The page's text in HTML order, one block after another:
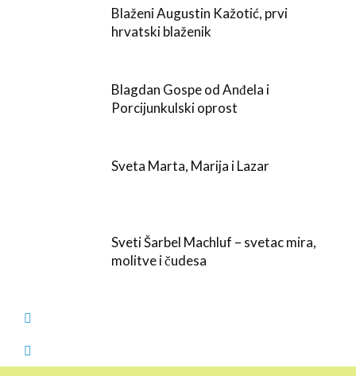
Blaženi Augustin Kažotić, prvi
hrvatski blaženik
Blagdan Gospe od Anđela i
Porcijunkulski oprost
Sveta Marta, Marija i Lazar
Sveti Šarbel Machluf – svetac mira,
molitve i čudesa